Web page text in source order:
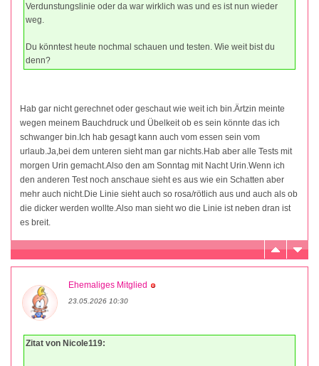
Verdunstungslinie oder da war wirklich was und es ist nun wieder
weg.
Du könntest heute nochmal schauen und testen. Wie weit bist du
denn?
Hab gar nicht gerechnet oder geschaut wie weit ich bin.Ärtzin meinte
wegen meinem Bauchdruck und Übelkeit ob es sein könnte das ich
schwanger bin.Ich hab gesagt kann auch vom essen sein vom
urlaub.Ja,bei dem unteren sieht man gar nichts.Hab aber alle Tests mit
morgen Urin gemacht.Also den am Sonntag mit Nacht Urin.Wenn ich
den anderen Test noch anschaue sieht es aus wie ein Schatten aber
mehr auch nicht.Die Linie sieht auch so rosa/rötlich aus und auch als ob
die dicker werden wollte.Also man sieht wo die Linie ist neben dran ist
es breit.
Ehemaliges Mitglied
23.05.2026 10:30
Zitat von Nicole119: